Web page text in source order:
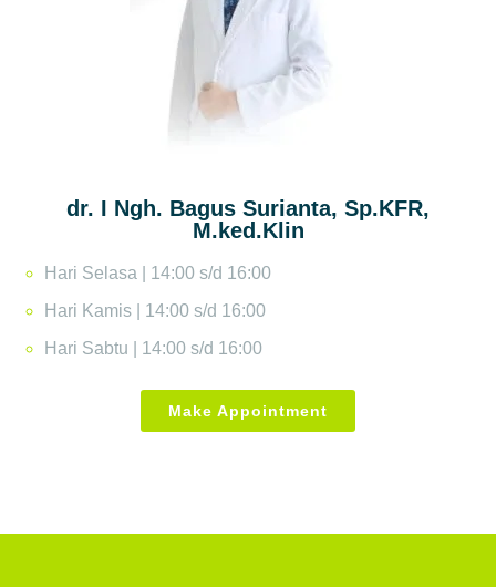
dr. I Ngh. Bagus Surianta, Sp.KFR,
M.ked.Klin
Hari Selasa | 14:00 s/d 16:00
Hari Kamis | 14:00 s/d 16:00
Hari Sabtu | 14:00 s/d 16:00
Make Appointment